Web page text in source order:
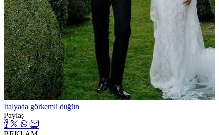
İtalyada görkemli düğün
Paylaş